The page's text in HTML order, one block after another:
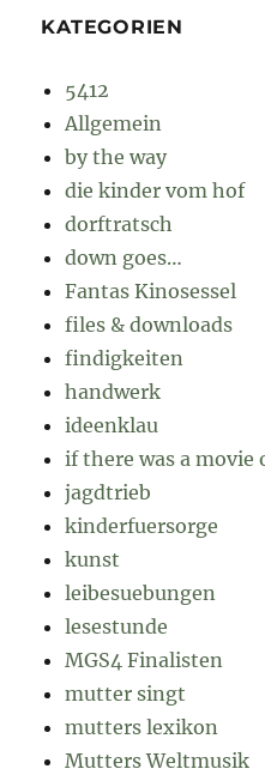
KATEGORIEN
5412
Allgemein
by the way
die kinder vom hof
dorftratsch
down goes…
Fantas Kinosessel
files & downloads
findigkeiten
handwerk
ideenklau
if there was a movie
jagdtrieb
kinderfuersorge
kunst
leibesuebungen
lesestunde
MGS4 Finalisten
mutter singt
mutters lexikon
Mutters Weltmusik